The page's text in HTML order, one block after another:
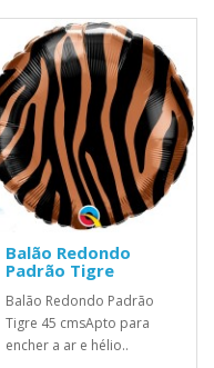
Balão Redondo
Padrão Tigre
Balão Redondo Padrão
Tigre 45 cmsApto para
encher a ar e hélio..